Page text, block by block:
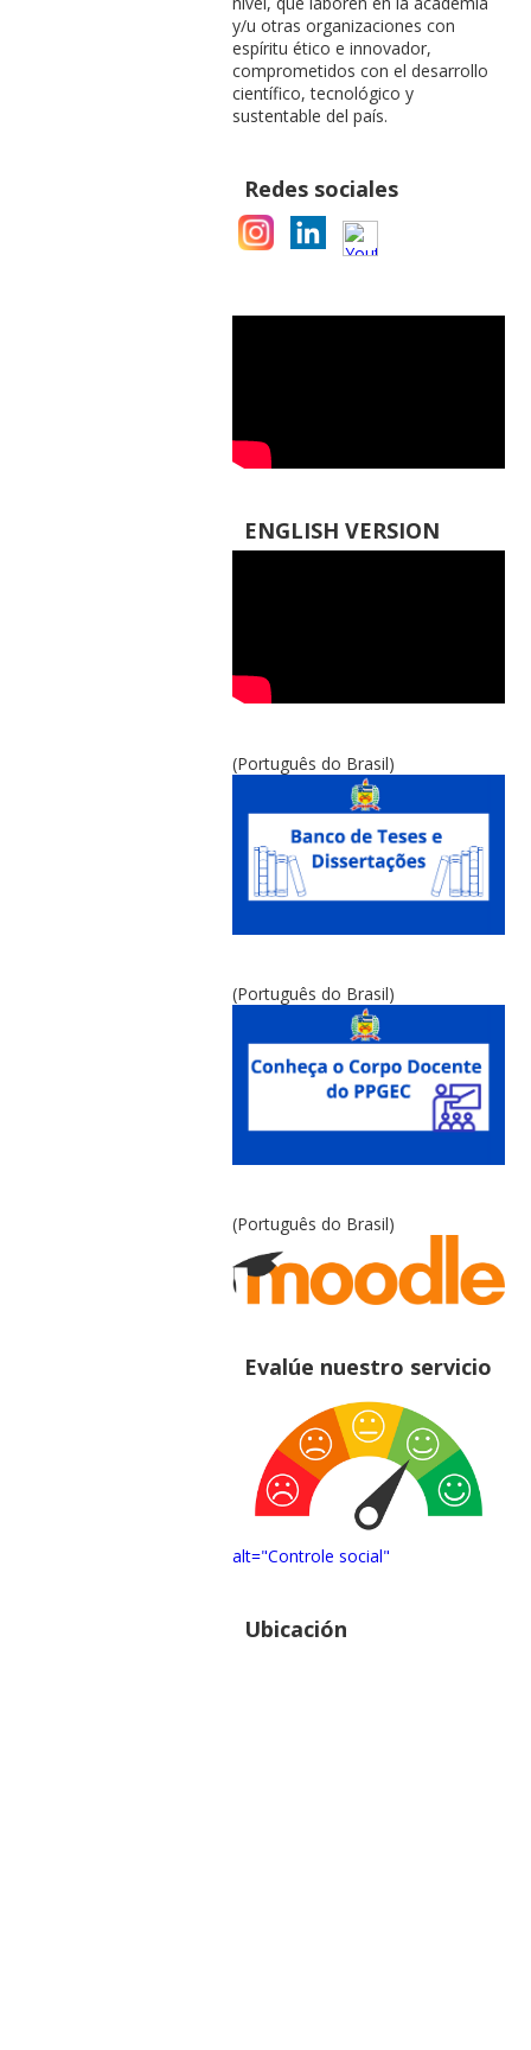
y/u otras organizaciones con
espíritu ético e innovador,
comprometidos con el desarrollo
científico, tecnológico y
sustentable del país.
Redes sociales
ENGLISH VERSION
(Português do Brasil)
(Português do Brasil)
(Português do Brasil)
Evalúe nuestro servicio
alt="Controle social"
Ubicación